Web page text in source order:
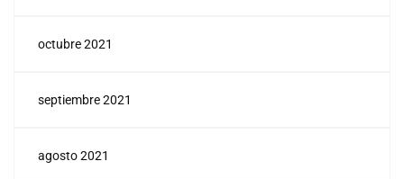
octubre 2021
septiembre 2021
agosto 2021